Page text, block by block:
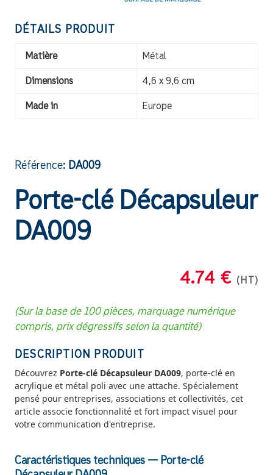
DÉTAILS PRODUIT
Matière Métal
Dimensions 4,6 x 9,6 cm
Made in Europe
Référence: DA009
Porte-clé Décapsuleur
DA009
4.74 € (HT)
(Sur la base de 100 pièces, marquage numérique
compris, prix dégressifs selon la quantité)
DESCRIPTION PRODUIT
Découvrez Porte-clé Décapsuleur DA009, porte-clé en
acrylique et métal poli avec une attache. Spécialement
pensé pour entreprises, associations et collectivités, cet
article associe fonctionnalité et fort impact visuel pour
votre communication d'entreprise.
Caractéristiques techniques — Porte-clé